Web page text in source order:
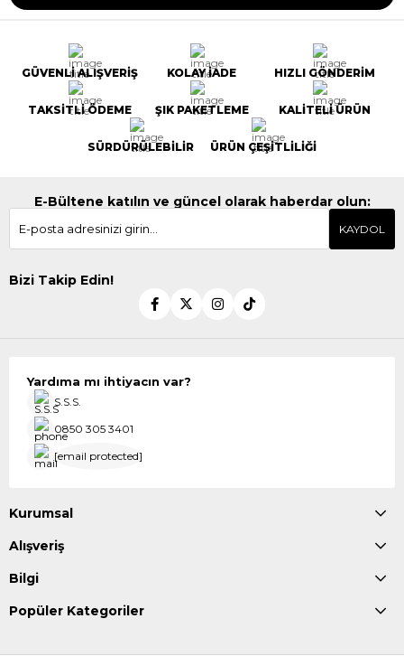
GÜVENLİ ALIŞVERİŞ KOLAY İADE HIZLI GÖNDERİM
TAKSİTLİ ÖDEME ŞIK PAKETLEME KALİTELİ ÜRÜN
SÜRDÜRÜLEBİLİR ÜRÜN ÇEŞİTLİLİĞİ
E-Bültene katılın ve güncel olarak haberdar olun:
KAYDOL
Bizi Takip Edin!
Yardıma mı ihtiyacın var?
S.S.S.
0850 305 3401
[email protected]
Kurumsal
Alışveriş
Bilgi
Popüler Kategoriler